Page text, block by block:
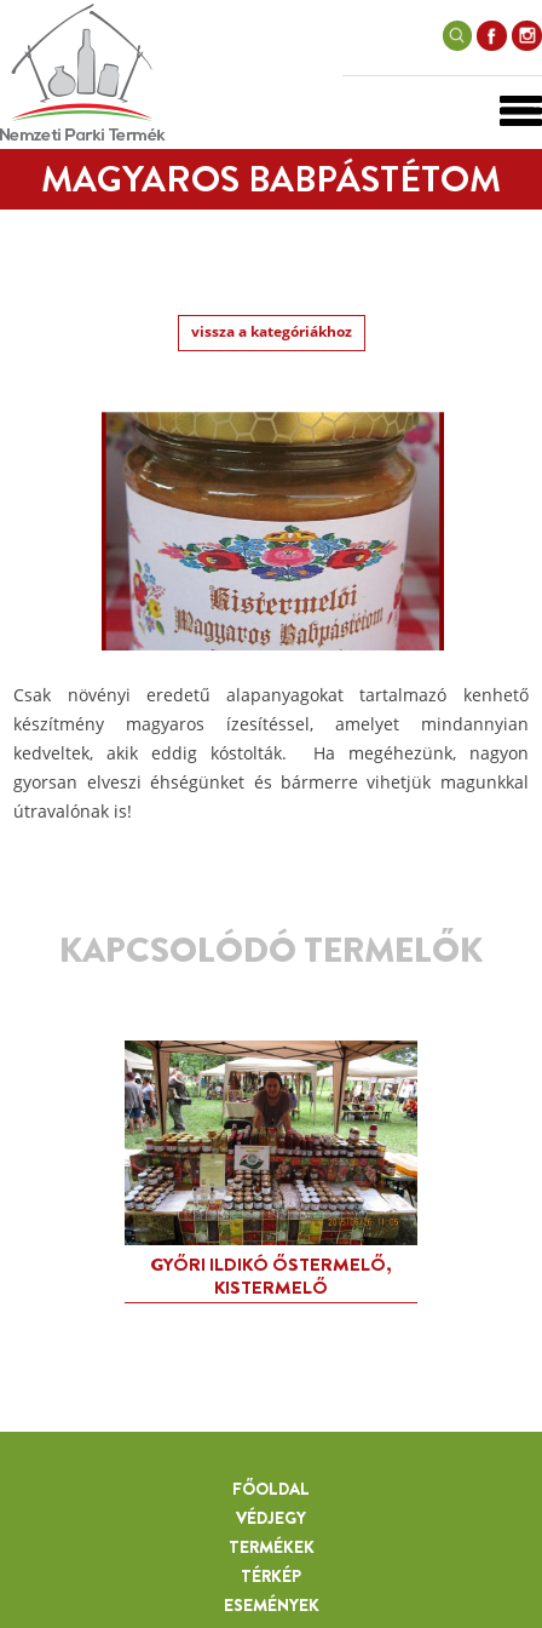
MAGYAROS BABPÁSTÉTOM
vissza a kategóriákhoz
Csak növényi eredetű alapanyagokat tartalmazó kenhető
készítmény magyaros ízesítéssel, amelyet mindannyian
kedveltek, akik eddig kóstolták. Ha megéhezünk, nagyon
gyorsan elveszi éhségünket és bármerre vihetjük magunkkal
útravalónak is!
KAPCSOLÓDÓ TERMELŐK
FŐOLDAL
VÉDJEGY
TERMÉKEK
TÉRKÉP
ESEMÉNYEK